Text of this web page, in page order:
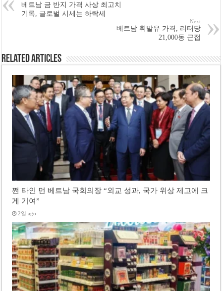
베트남 금 반지 가격 사상 최고치
기록, 글로벌 시세는 하락세
Next
베트남 휘발유 가격, 리터당
21,000동 근접
Related Articles
쩐 타인 먼 베트남 국회의장 “외교 성과, 국가 위상 제고에 크
게 기여”
2일 ago